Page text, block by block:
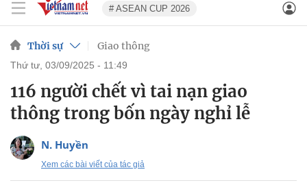
# ASEAN CUP 2026
Thời sự Giao thông
thứ tư, 03/09/2025 - 11:49
116 người chết vì tai nạn giao
thông trong bốn ngày nghỉ lễ
N. Huyền
Xem các bài viết của tác giả